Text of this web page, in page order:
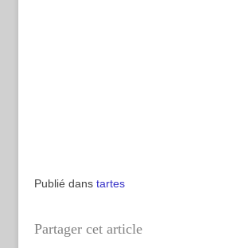
Publié dans tartes
Partager cet article